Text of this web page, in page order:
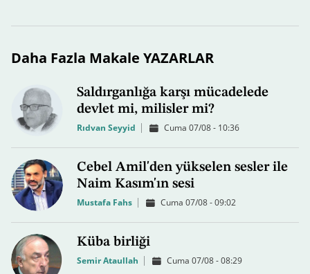
Daha Fazla Makale YAZARLAR
Saldırganlığa karşı mücadelede
devlet mi, milisler mi?
Rıdvan Seyyid Cuma 07/08 - 10:36
Cebel Amil'den yükselen sesler ile
Naim Kasım'ın sesi
Mustafa Fahs Cuma 07/08 - 09:02
Küba birliği
Semir Ataullah Cuma 07/08 - 08:29